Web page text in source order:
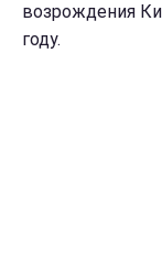
возрождения
году.